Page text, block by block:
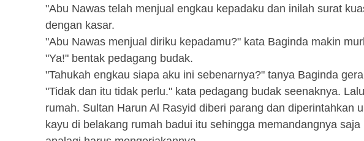
"Abu Nawas telah menjual engkau kepadaku dan inilah surat
dengan kasar.
"Abu Nawas menjual diriku kepadamu?" kata Baginda makin
"Ya!" bentak pedagang budak.
"Tahukah engkau siapa aku ini sebenarnya?" tanya Baginda
"Tidak dan itu tidak perlu." kata pedagang budak seenaknya.
rumah. Sultan Harun Al Rasyid diberi parang dan diperintahkan
kayu di belakang rumah badui itu sehingga memandangnya